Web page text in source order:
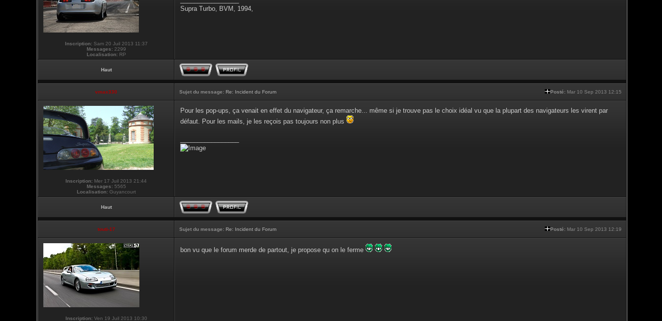
Inscription:Sam 20 Juil 2013 11:37
Messages:2299
Localisation:RP
Supra Turbo, BVM, 1994,
Haut
vmax330 Sujet du message: Re: Incident du Forum Posté: Mar 10 Sep 2013 12:15
Inscription: Mer 17 Juil 2013 21:44
Messages:5565
Localisation:Guyancourt
Pour les pop-ups, ça venait en effet du navigateur, ça remarche... même si je trouve pas le choix idéal vu que la plupart des navigateurs les virent par
défaut. Pour les mails, je les reçois pas toujours non plus
Haut
touti-17 Sujet du message: Re: Incident du Forum Posté: Mar 10 Sep 2013 12:19
Inscription:Ven 19 Juil 2013 10:30
bon vu que le forum merde de partout, je propose qu on le ferme